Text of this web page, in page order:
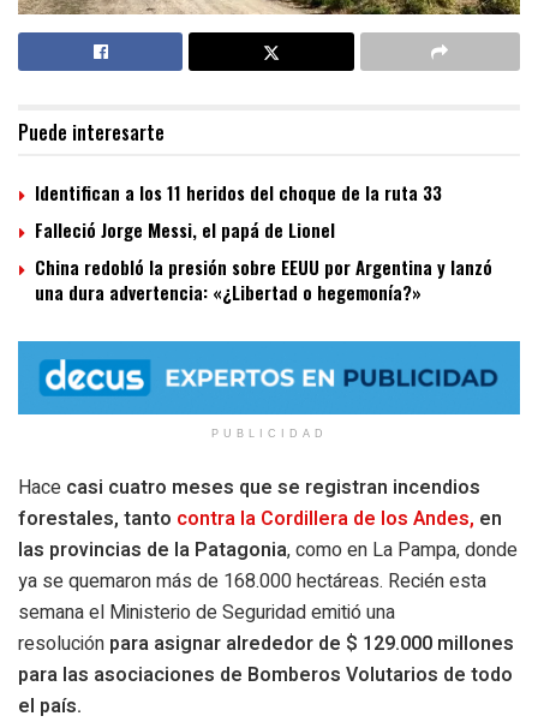
Puede interesarte
Identifican a los 11 heridos del choque de la ruta 33
Falleció Jorge Messi, el papá de Lionel
China redobló la presión sobre EEUU por Argentina y lanzó
una dura advertencia: «¿Libertad o hegemonía?»
PUBLICIDAD
Hace casi cuatro meses que se registran incendios
forestales, tanto contra la Cordillera de los Andes, en
las provincias de la Patagonia, como en La Pampa, donde
ya se quemaron más de 168.000 hectáreas. Recién esta
semana el Ministerio de Seguridad emitió una
resolución para asignar alrededor de $ 129.000 millones
para las asociaciones de Bomberos Volutarios de todo
el país.